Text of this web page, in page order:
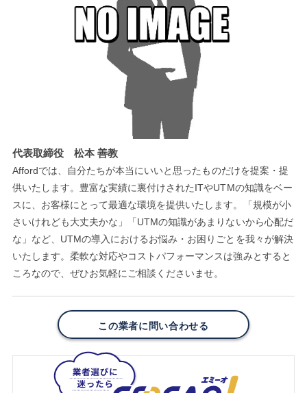
代表取締役 松本 善教
Affordでは、自分たちが本当にいいと思ったものだけを提案・提
供いたします。豊富な実績に裏付けされたITやUTMの知識をベー
スに、お客様にとって最適な環境を提供いたします。「規模が小
さいけれども大丈夫かな」「UTMの知識があまりないから心配だ
な」など、UTMの導入におけるお悩み・お困りごとを我々が解決
いたします。柔軟な対応やコストパフォーマンスは強みとすると
ころなので、ぜひお気軽にご相談くださいませ。
この業者に問い合わせる